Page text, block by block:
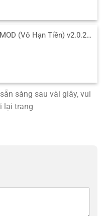
Tải Happy Glass MOD (Vô Hạn Tiền) v2.0.2 APK cho Android
sàng sau vài giây, vui
lại trang